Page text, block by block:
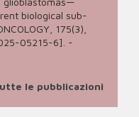
biological sub-
175(3),
05215-6]. -
le pubblicazioni